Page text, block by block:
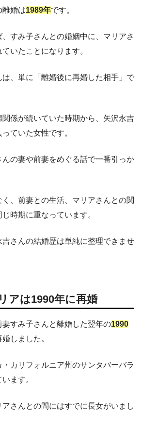
離婚は1989年です。
すみ子さんとの婚姻中に、マリアさ
いたことになります。
、単に「離婚後に再婚した相手」で
係が続いていた時期から、矢沢永吉
ていた女性です。
んの妻や前妻をめぐる話で一番引っか
、前妻との生活、マリアさんとの関
時期に重なっています。
さんの結婚歴は単純に整理できませ
アは1990年に再婚
すみ子さんと離婚した翌年の1990
しました。
カリフォルニア州のサンタバーバラ
ます。
さんとの間にはすでに長女がいまし